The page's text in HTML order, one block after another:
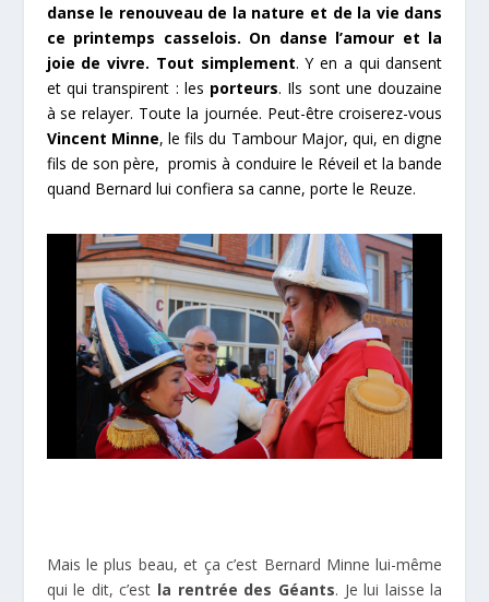
danse le renouveau de la nature et de la vie dans
ce printemps casselois. On danse l’amour et la
joie de vivre. Tout simplement. Y en a qui dansent
et qui transpirent : les porteurs. Ils sont une douzaine
à se relayer. Toute la journée. Peut-être croiserez-vous
Vincent Minne, le fils du Tambour Major, qui, en digne
fils de son père, promis à conduire le Réveil et la bande
quand Bernard lui confiera sa canne, porte le Reuze.
Mais le plus beau, et ça c’est Bernard Minne lui-même
qui le dit, c’est la rentrée des Géants. Je lui laisse la